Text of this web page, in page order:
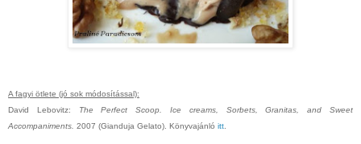
A fagyi ötlete (jó sok módosítással):
David Lebovitz:
The Perfect Scoop. Ice creams, Sorbets, Granitas, and Sweet
Accompaniments. 2007 (Gianduja Gelato). Könyvajánló itt.